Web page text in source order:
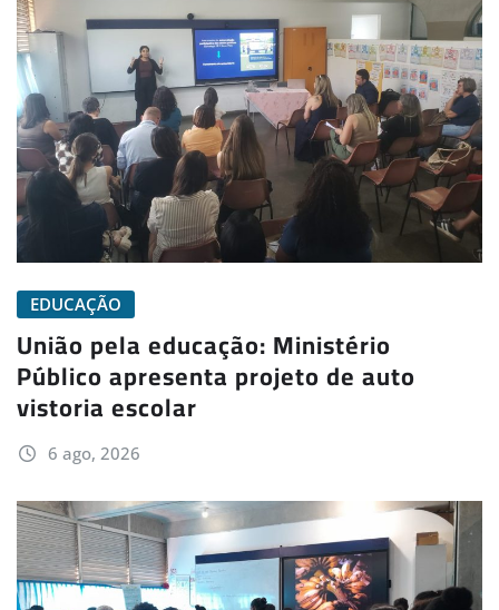
EDUCAÇÃO
União pela educação: Ministério
Público apresenta projeto de auto
vistoria escolar
6 ago, 2026